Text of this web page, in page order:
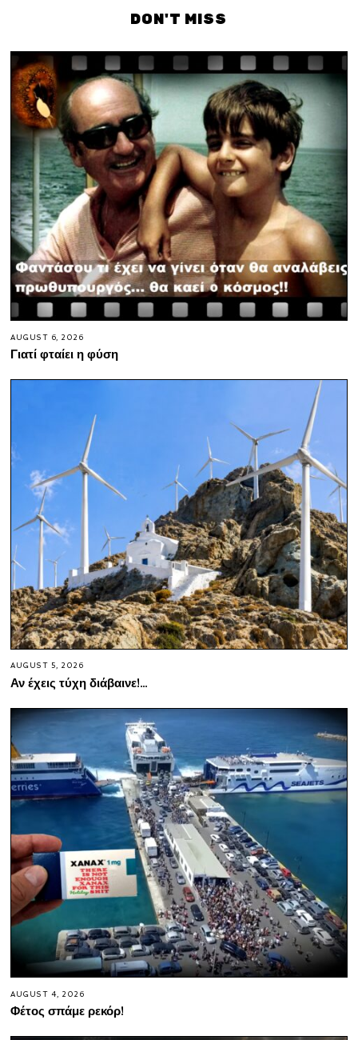
DON'T MISS
AUGUST 6, 2026
Γιατί φταίει η φύση
AUGUST 5, 2026
Αν έχεις τύχη διάβαινε!…
AUGUST 4, 2026
Φέτος σπάμε ρεκόρ!